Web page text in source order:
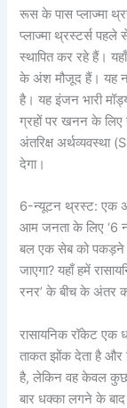
रूस के पास प्लाज्मा
प्लाज्मा थ्रस्टर्स पहले
स्थापित कर रहे हैं।
के अंश मौजूद हैं। यह
है। यह इंजन भारी
ग्रहों पर खनन के लिए
अंतरिक्ष
देगा।
6-न्यूटन थ्रस्ट: एक
आम जनता के लिए ‘6
बल एक सेब को पकड़ने
जाएगा? यहाँ हमें
रनर’ के बीच के अंतर
रासायनिक रॉकेट एक
ताकत झोंक देता है और
है, लेकिन वह केवल कुछ
बार धक्का लगने के